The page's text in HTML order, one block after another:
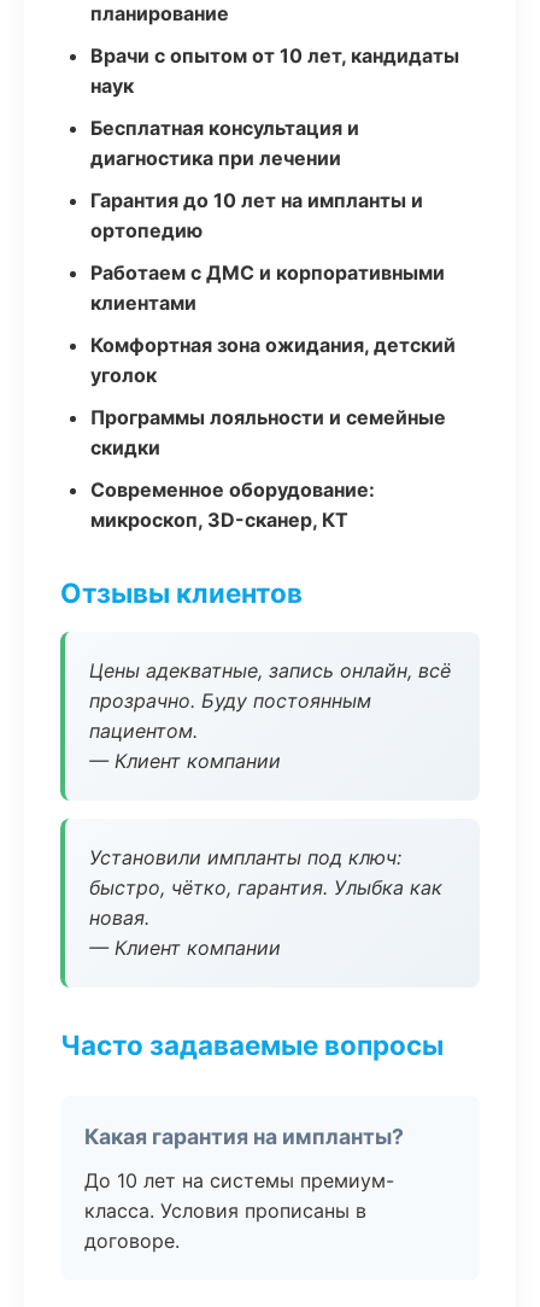
планирование
Врачи с опытом от 10 лет, кандидаты
наук
Бесплатная консультация и
диагностика при лечении
Гарантия до 10 лет на импланты и
ортопедию
Работаем с ДМС и корпоративными
клиентами
Комфортная зона ожидания, детский
уголок
Программы лояльности и семейные
скидки
Современное оборудование:
микроскоп, 3D-сканер, КТ
Отзывы клиентов
Цены адекватные, запись онлайн, всё
прозрачно. Буду постоянным
пациентом.
— Клиент компании
Установили импланты под ключ:
быстро, чётко, гарантия. Улыбка как
новая.
— Клиент компании
Часто задаваемые вопросы
Какая гарантия на импланты?
До 10 лет на системы премиум-
класса. Условия прописаны в
договоре.